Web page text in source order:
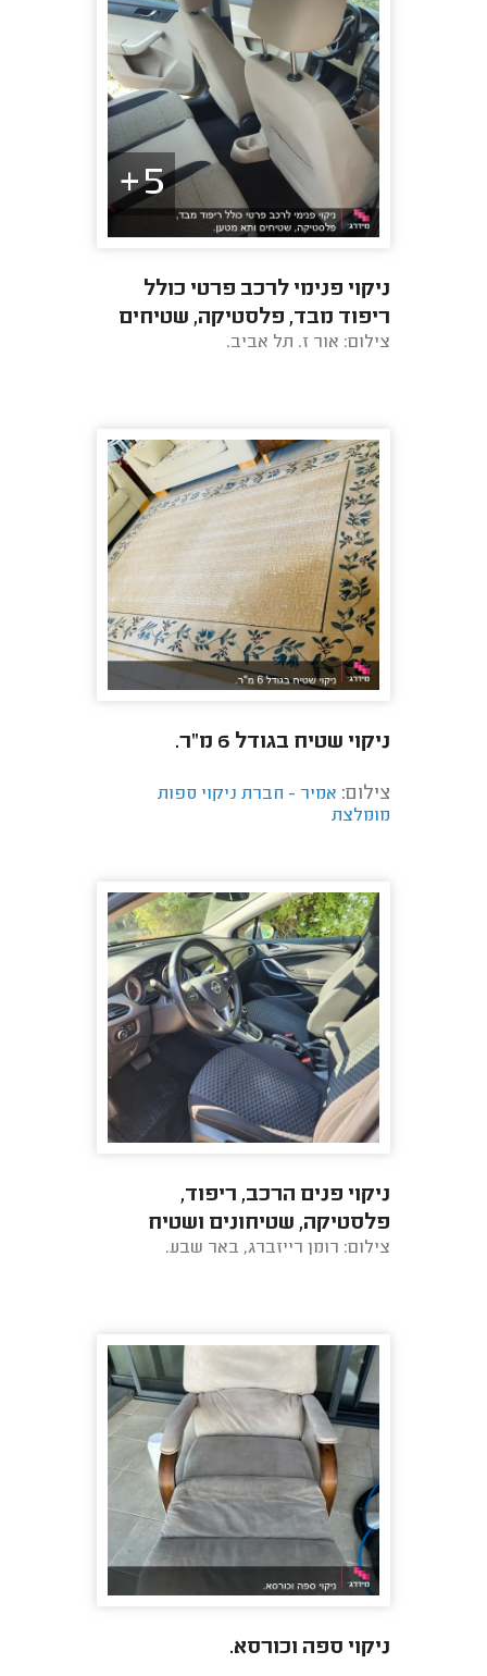
5+
ניקוי פנימי לרכב פרטי כולל
ריפוד מבד, פלסטיקה, שטיחים
ותא מטען.
צילום: אור ז. תל אביב.
ניקוי שטיח בגודל 6 מ"ר.
צילום: אמיר - חברת ניקוי ספות
מומלצת
ניקוי פנים הרכב, ריפוד,
פלסטיקה, שטיחונים ושטיח
ראשי של הרכב, בגאז'.
צילום: רומן רייזברג, באר שבע.
ניקוי ספה וכורסא.